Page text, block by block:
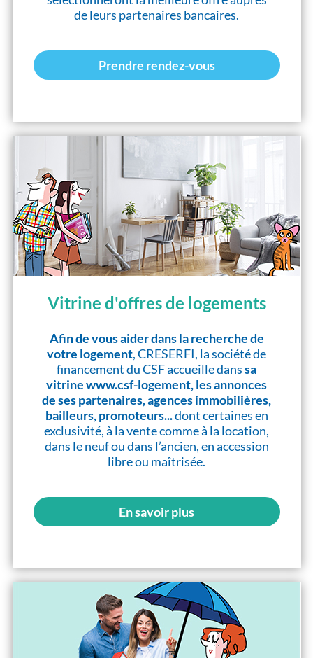
de leurs partenaires bancaires.
Prendre rendez-vous
Vitrine d'offres de logements
Afin de vous aider dans la recherche de
votre logement, CRESERFI, la société de
financement du CSF accueille danssa
vitrine www.csf-logement, les annonces
de ses partenaires, agences immobilières,
bailleurs, promoteurs...dont certaines en
exclusivité, à la vente comme à la location,
dans le neuf ou dans l’ancien, en accession
libre ou maîtrisée.
En savoir plus